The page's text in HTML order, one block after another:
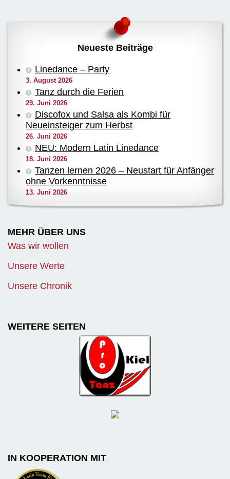
Neueste Beiträge
Linedance – Party
3. August 2026
Tanz durch die Ferien
29. Juni 2026
Discofox und Salsa als Kombi für
Neueinsteiger zum Herbst
26. Juni 2026
NEU: Modern Latin Linedance
18. Juni 2026
Tanzen lernen 2026 – Neustart für Anfänger
ohne Vorkenntnisse
13. Juni 2026
MEHR ÜBER UNS
Was wir wollen
Unsere Werte
Unsere Chronik
WEITERE SEITEN
IN KOOPERATION MIT